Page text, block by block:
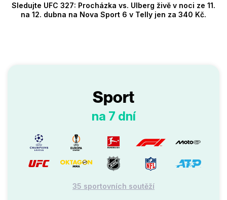
Sledujte UFC 327: Procházka vs. Ulberg živě v noci ze 11.
na 12. dubna na Nova Sport 6 v Telly jen za 340 Kč.
Sport
na 7 dní
35 sportovních soutěží